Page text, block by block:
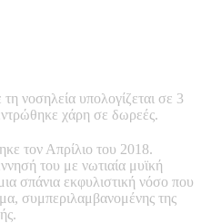
νοσηλεία υπολογίζεται σε 3
χάρη σε δωρεές.
τον Απρίλιο του 2018.
του με νωτιαία μυϊκή
σπάνια εκφυλιστική νόσο που
συμπεριλαμβανομένης της